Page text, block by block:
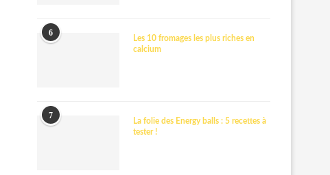
6
Les 10 fromages les plus riches en
calcium
7
La folie des Energy balls : 5 recettes à
tester !